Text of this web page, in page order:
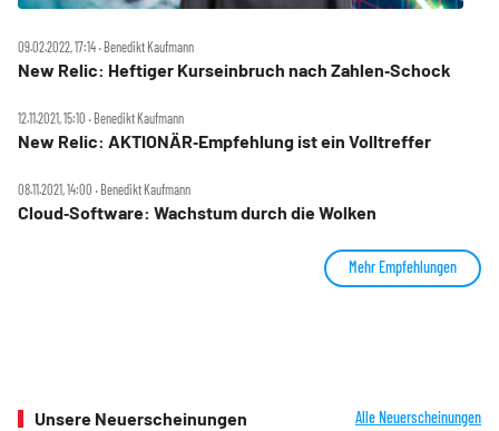
09.02.2022, 17:14 ‧ Benedikt Kaufmann
New Relic: Heftiger Kurseinbruch nach Zahlen‑Schock
12.11.2021, 15:10 ‧ Benedikt Kaufmann
New Relic: AKTIONÄR‑Empfehlung ist ein Volltreffer
08.11.2021, 14:00 ‧ Benedikt Kaufmann
Cloud‑Software: Wachstum durch die Wolken
Mehr Empfehlungen
Unsere Neuerscheinungen Alle Neuerscheinungen